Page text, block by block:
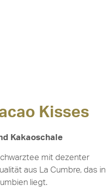
Kisses
Kakaoschale
mit dezenter
aus La Cumbre, das in
liegt.